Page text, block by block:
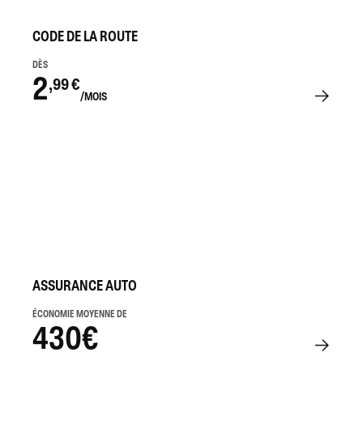
CODE DE LA ROUTE
DÈS
2,99 €
/MOIS
ASSURANCE AUTO
ÉCONOMIE MOYENNE DE
430€